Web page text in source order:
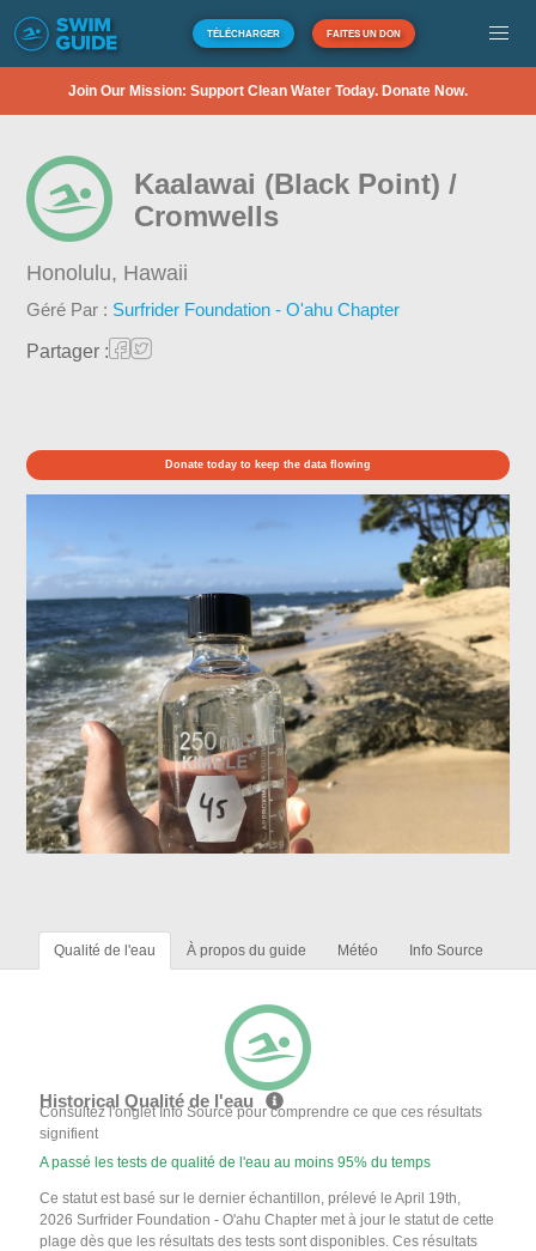
TÉLÉCHARGER FAITES UN DON
Join Our Mission: Support Clean Water Today. Donate Now.
Kaalawai (Black Point) /
Cromwells
Honolulu, Hawaii
Géré Par : Surfrider Foundation - O'ahu Chapter
Partager :
Donate today to keep the data flowing
Qualité de l'eau À propos du guide Météo Info Source
Historical Qualité de l'eau
Consultez l'onglet Info Source pour comprendre ce que ces résultats
signifient
A passé les tests de qualité de l'eau au moins 95% du temps
Ce statut est basé sur le dernier échantillon, prélevé le April 19th,
2026 Surfrider Foundation - O'ahu Chapter met à jour le statut de cette
plage dès que les résultats des tests sont disponibles. Ces résultats